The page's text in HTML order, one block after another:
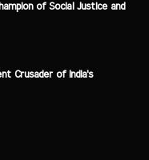
of Social Justice and
Crusader of India's